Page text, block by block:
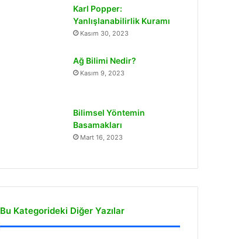
Karl Popper:
Yanlışlanabilirlik Kuramı
Kasım 30, 2023
Ağ Bilimi Nedir?
Kasım 9, 2023
Bilimsel Yöntemin
Basamakları
Mart 16, 2023
Bu Kategorideki Diğer Yazılar